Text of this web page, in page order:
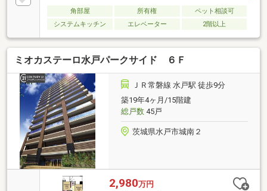
角部屋 所有権
ペット相談可
システムキッチン
エレベーター 2階以上
ミオカステーロ水戸パークサイド ６Ｆ
ＪＲ常磐線 水戸駅 徒歩9分
築19年4ヶ月/15階建
総戸数45戸
茨城県水戸市城南２
2,980万円